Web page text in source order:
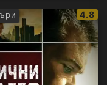
IMDb
4.8